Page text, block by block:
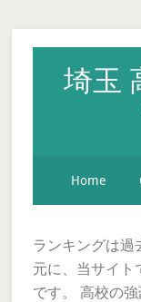
埼玉
Home
ランキングは過
元に、当サイト
です。 高校の